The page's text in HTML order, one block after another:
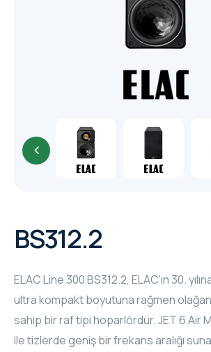
ELAC
CRESTRON
INSPINIA
BS312.2
ELAC Line 300 BS312.2, ELAC'ın 30.
ultra kompakt boyutuna rağmen
sahip bir raf tipi hoparlördür. JET 6 Air
ile tizlerde geniş bir frekans aralığı